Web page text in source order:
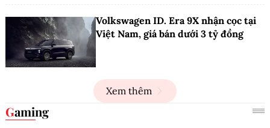
Volkswagen ID. Era 9X nhận cọc tại
Việt Nam, giá bán dưới 3 tỷ đồng
Xem thêm
Gaming